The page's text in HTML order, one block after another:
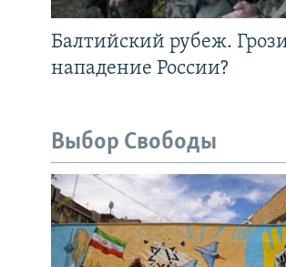
Балтийский рубеж.
нападение России?
Выбор Свободы